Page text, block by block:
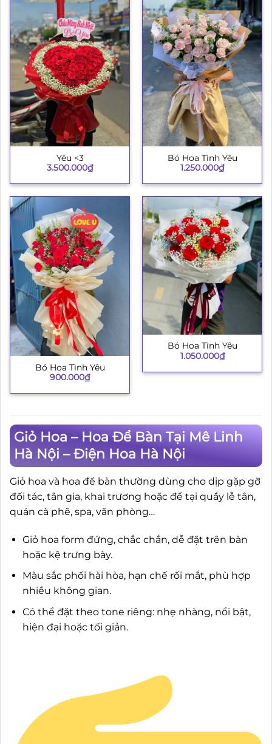
Yêu <3
3.500.000₫
Bó Hoa Tình Yêu
1.250.000₫
Bó Hoa Tình Yêu
900.000₫
Bó Hoa Tình Yêu
1.050.000₫
Giỏ Hoa – Hoa Để Bàn Tại Mê Linh
Hà Nội – Điện Hoa Hà Nội
Giỏ hoa và hoa để bàn thường dùng cho dịp gặp gỡ
đối tác, tân gia, khai trương hoặc để tại quầy lễ tân,
quán cà phê, spa, văn phòng…
Giỏ hoa form đứng, chắc chắn, dễ đặt trên bàn
hoặc kệ trưng bày.
Màu sắc phối hài hòa, hạn chế rối mắt, phù hợp
nhiều không gian.
Có thể đặt theo tone riêng: nhẹ nhàng, nổi bật,
hiện đại hoặc tối giản.